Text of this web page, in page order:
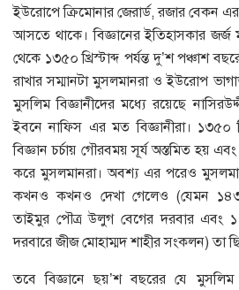
ইউরোপে ক্রিমোনার জেরার্ড, রজার বেকন
আসতে থাকে। বিজ্ঞানের ইতিহাসকার জর্জ
থেকে ১৩৫০ খ্রিস্টাব্দ পর্যন্ত দু’শ পঞ্চাশ
রাখার সম্মানটা মুসলমানরা ও ইউরোপ
মুসলিম বিজ্ঞানীদের মধ্যে রয়েছে
ইবনে নাফিস এর মত বিজ্ঞানীরা। ১৩৫০
বিজ্ঞান চর্চায় গৌরবময় সূর্য অস্তমিত হয়
করে মুসলমানরা। অবশ্য এর পরেও
কখনও কখনও দেখা গেলেও (যেমন
তাইমুর পৌত্র উলুগ বেগের দরবার এবং
দরবারে জীজ মোহাম্মদ শাহীর সংকলন) তা
তবে বিজ্ঞানে ছয়’শ বছরের যে